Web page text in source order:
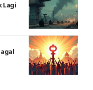
Lagi